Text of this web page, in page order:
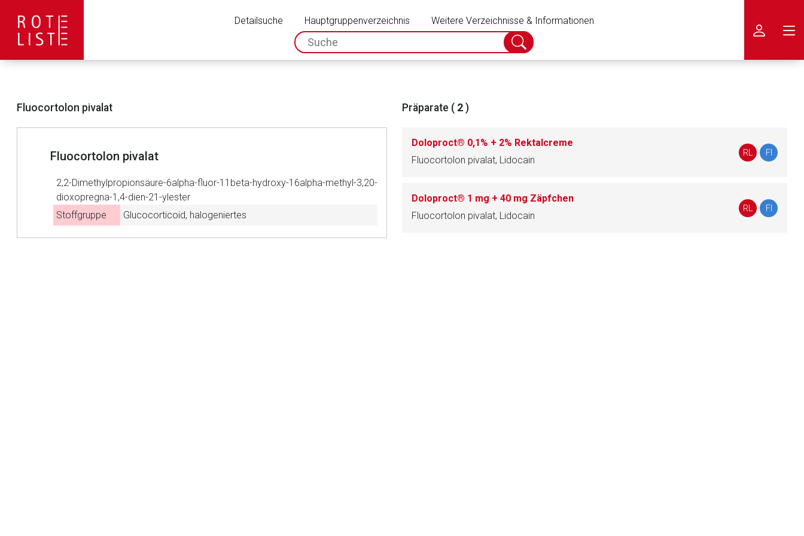
Detailsuche Hauptgruppenverzeichnis
Weitere Verzeichnisse & Informationen
spc.search.input.placeholder
Suche
abschicken
Fluocortolon pivalat
Fluocortolon pivalat
2,2-Dimethylpropionsäure-6alpha-fluor-11beta-hydroxy-16alpha-methyl-3,20-
dioxopregna-1,4-dien-21-ylester
Stoffgruppe
Glucocorticoid, halogeniertes
Präparate ( 2 )
Doloproct® 0,1% + 2% Rektalcreme
Fluocortolon pivalat, Lidocain
RL FI
Doloproct® 1 mg + 40 mg Zäpfchen
Fluocortolon pivalat, Lidocain
RL FI